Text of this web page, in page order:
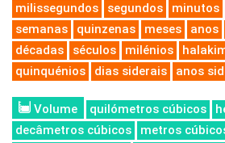
milissegundos
segundos minutos
semanas
quinzenas meses anos
décadas
séculos milénios
quinquénios
dias siderais anos
Volume quilómetros cúbicos
decâmetros cúbicos
metros